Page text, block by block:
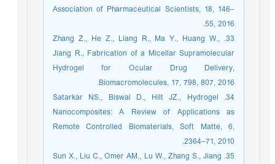
Association of Pharmaceutical Scientists, 18, 146–
55, 2016.
33. Zhang Z., He Z., Liang R., Ma Y., Huang W.,
Jiang R., Fabrication of a Micellar Supramolecular
Hydrogel for Ocular Drug Delivery,
Biomacromolecules, 17, 798, 807, 2016.
34. Satarkar NS., Biswal D., Hilt JZ., Hydrogel
Nanocomposites: A Review of Applications as
Remote Controlled Biomaterials, Soft Matte, 6,
2364–71, 2010.
35. Sun X., Liu C., Omer AM., Lu W., Zhang S., Jiang